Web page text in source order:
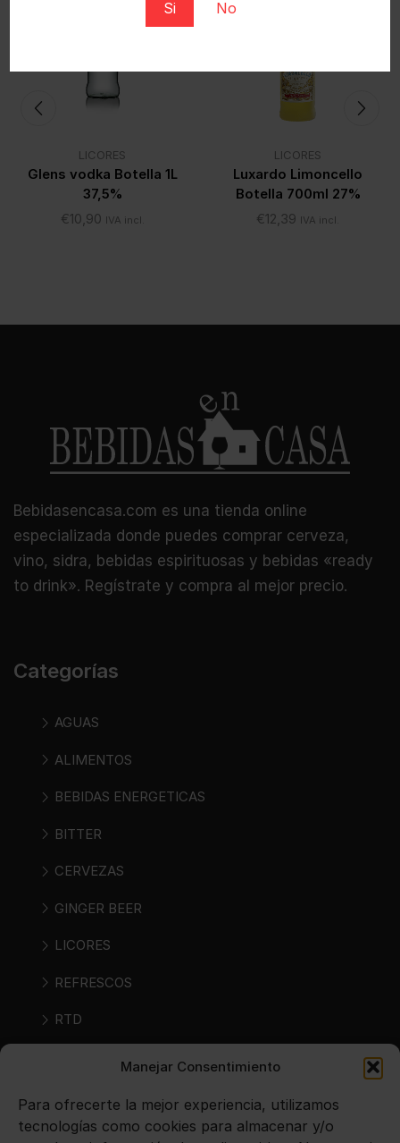
Manejar Consentimiento
Para ofrecerte la mejor experiencia, utilizamos
tecnologías como cookies para almacenar y/o
Si No
LICORES
Glens vodka Botella 1L
37,5%
€10,90 IVA incl.
LICORES
Luxardo Limoncello
Botella 700ml 27%
€12,39 IVA incl.
Bebidasencasa.com es una tienda online
especializada donde puedes comprar cerveza,
vino, sidra, bebidas espirituosas y bebidas «ready
to drink». Regístrate y compra al mejor precio.
Categorías
AGUAS
ALIMENTOS
BEBIDAS ENERGETICAS
BITTER
CERVEZAS
GINGER BEER
LICORES
REFRESCOS
RTD
VINOS